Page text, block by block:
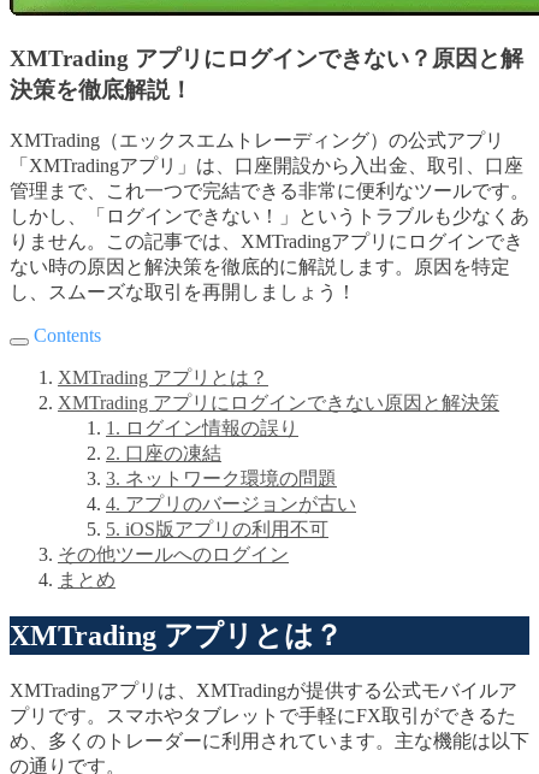
XMTrading アプリにログインできない？原因と解
決策を徹底解説！
XMTrading（エックスエムトレーディング）の公式アプリ
「XMTradingアプリ」は、口座開設から入出金、取引、口座
管理まで、これ一つで完結できる非常に便利なツールです。
しかし、「ログインできない！」というトラブルも少なくあ
りません。この記事では、XMTradingアプリにログインでき
ない時の原因と解決策を徹底的に解説します。原因を特定
し、スムーズな取引を再開しましょう！
Contents
XMTrading アプリとは？
XMTrading アプリにログインできない原因と解決策
1. ログイン情報の誤り
2. 口座の凍結
3. ネットワーク環境の問題
4. アプリのバージョンが古い
5. iOS版アプリの利用不可
その他ツールへのログイン
まとめ
XMTrading アプリとは？
XMTradingアプリは、XMTradingが提供する公式モバイルア
プリです。スマホやタブレットで手軽にFX取引ができるた
め、多くのトレーダーに利用されています。主な機能は以下
の通りです。